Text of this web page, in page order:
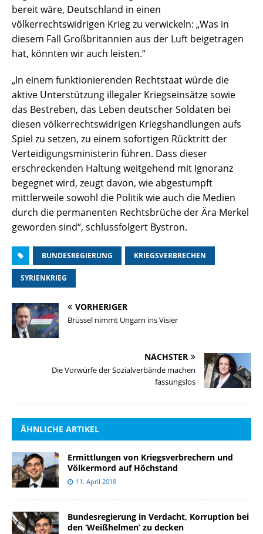
bereit wäre, Deutschland in einen
völkerrechtswidrigen Krieg zu verwickeln: „Was in
diesem Fall Großbritannien aus der Luft beigetragen
hat, könnten wir auch leisten.“
„In einem funktionierenden Rechtstaat würde die
aktive Unterstützung illegaler Kriegseinsätze sowie
das Bestreben, das Leben deutscher Soldaten bei
diesen völkerrechtswidrigen Kriegshandlungen aufs
Spiel zu setzen, zu einem sofortigen Rücktritt der
Verteidigungsministerin führen. Dass dieser
erschreckenden Haltung weitgehend mit Ignoranz
begegnet wird, zeugt davon, wie abgestumpft
mittlerweile sowohl die Politik wie auch die Medien
durch die permanenten Rechtsbrüche der Ära Merkel
geworden sind“, schlussfolgert Bystron.
BUNDESREGIERUNG KRIEGSVERBRECHEN
SYRIENKRIEG
VORHERIGER
Brüssel nimmt Ungarn ins Visier
NÄCHSTER
Die Vorwürfe der Sozialverbände machen
fassungslos
ÄHNLICHE ARTIKEL
Ermittlungen von Kriegsverbrechern und
Völkermord auf Höchstand
11. April 2018
Bundesregierung in Verdacht, Korruption bei
den ‘Weißhelmen’ zu decken